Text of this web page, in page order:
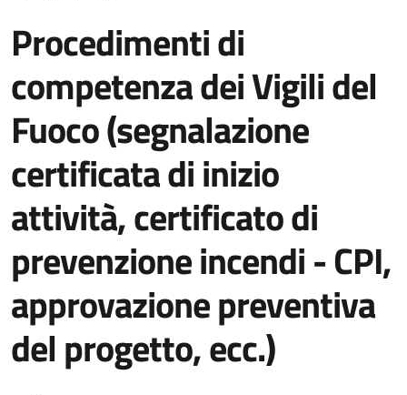
Procedimenti di
competenza dei Vigili del
Fuoco (segnalazione
certificata di inizio
attività, certificato di
prevenzione incendi - CPI,
approvazione preventiva
del progetto, ecc.)